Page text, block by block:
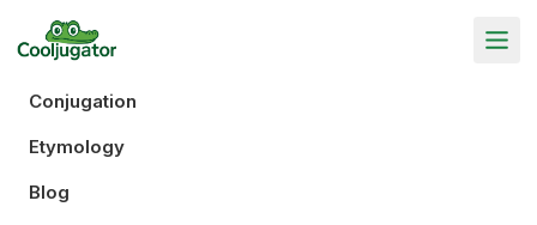
Conjugation
Etymology
Blog